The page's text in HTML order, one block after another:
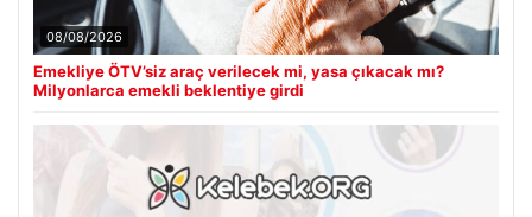
08/08/2026
Emekliye ÖTV’siz araç verilecek mi, yasa çıkacak mı?
Milyonlarca emekli beklentiye girdi